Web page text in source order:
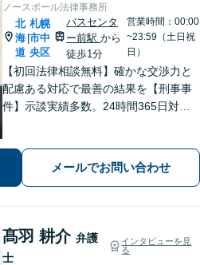
ノースポール法律事務所
北
海
道
|
札幌
市中
央区
バスセンタ
ー前駅から
徒歩1分
営業時間：00:00
~23:59（土日祝
日）
【初回法律相談無料】確かな交渉力と
配慮ある対応で最善の結果を【刑事事
件】示談実績多数。24時間365日対応
経験あり。【バスセンター前駅3番出口
徒歩1分】
メールでお問い合わせ
髙羽 耕介 弁護
士
インタビューを見
る